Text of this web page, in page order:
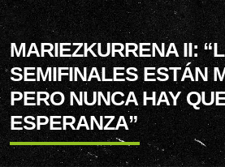
MARIEZKURRENA II:
SEMIFINALES ESTÁN
PERO NUNCA HAY
ESPERANZA”